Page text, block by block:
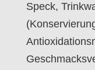
Speck,